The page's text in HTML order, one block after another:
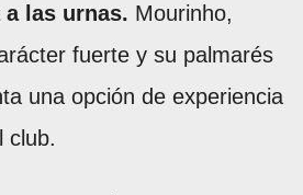
las urnas. Mourinho,
fuerte y su palmarés
una opción de experiencia
club.